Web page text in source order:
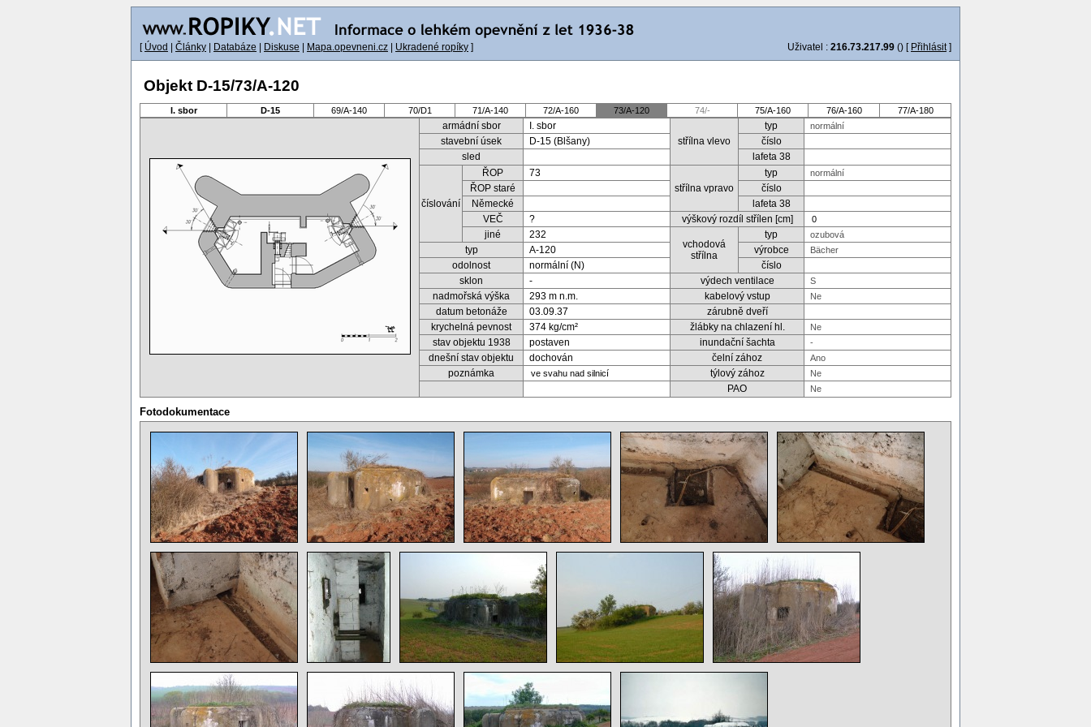
[ Úvod Články Databáze Diskuse Mapa.opevneni.cz Ukradené ropíky ] Uživatel : 216.73.217.99 () [ Přihlásit]
Objekt D-15/73/A-120
I. sbor D-15 69/A-140 70/D1 71/A-140 72/A-160 73/A-120 74/- 75/A-160 76/A-160 77/A-180
armádní sbor
I. sbor
střílna vlevo
typ
stavební úsek
D-15 (Blšany)
číslo
sled
lafeta 38
číslování
ŘOP
73
střílna vpravo
typ
ŘOP staré
číslo
Německé
lafeta 38
VEČ
?
výškový rozdíl střílen [cm]
jiné
232
vchodová
střílna
typ
typ
A-120
výrobce
odolnost
normální (N)
číslo
sklon
-
výdech ventilace
nadmořská výška
293 m n.m.
kabelový vstup
datum betonáže
03.09.37
zárubně dveří
krychelná pevnost
374 kg/cm²
žlábky na chlazení hl.
stav objektu 1938
postaven
inundační šachta
dnešní stav objektu
dochován
čelní zához
poznámka
týlový zához
PAO
Fotodokumentace